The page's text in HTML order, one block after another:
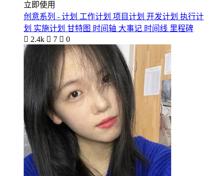
立即使用
创意系列 - 计划 工作计划 项目计划 开发计划 执行计
划 实施计划 甘特图 时间轴 大事记 时间线 里程碑
 2.4k  7  0